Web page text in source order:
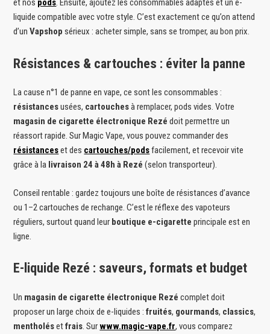
et nos pods. Ensuite, ajoutez les consommables adaptés et un e-
liquide compatible avec votre style. C’est exactement ce qu’on attend
d’unVapshop sérieux : acheter simple, sans se tromper, au bon prix.
Résistances & cartouches : éviter la panne
La cause n°1 de panne en vape, ce sont les consommables :
résistancesusées, cartouchesà remplacer, pods vides. Votre
magasin de cigarette électronique Rezé doit permettre un
réassort rapide. Sur Magic Vape, vous pouvez commander des
résistanceset des cartouches/podsfacilement, et recevoir vite
grâce à la livraison 24 à 48h à Rezé (selon transporteur).
Conseil rentable : gardez toujours une boîte de résistances d’avance
ou 1–2 cartouches de rechange. C’est le réflexe des vapoteurs
réguliers, surtout quand leur boutique e-cigarette principale est en
ligne.
E-liquide Rezé : saveurs, formats et budget
Un magasin de cigarette électronique Rezé complet doit
proposer un large choix de e-liquides :fruités, gourmands, classics,
mentholésetfrais. Surwww.magic-vape.fr, vous comparez